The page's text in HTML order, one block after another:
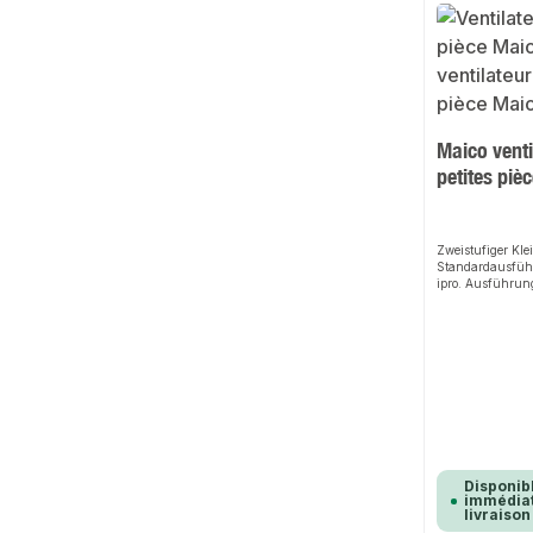
Maico
petites
Zweistufiger
ipro.
Farbe:
Gewicht: 0,7
0,85 kg.livraison